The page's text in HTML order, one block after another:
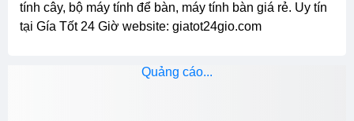
tính cây, bộ máy tính để bàn, máy tính bàn giá rẻ. Uy tín
tại Gía Tốt 24 Giờ website: giatot24gio.com